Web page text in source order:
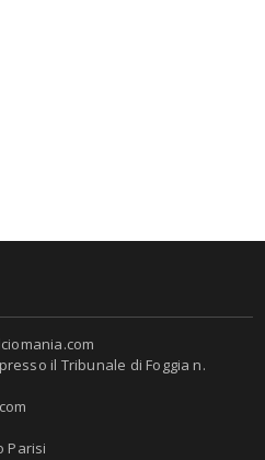
il Tribunale di Foggia n.
Parisi